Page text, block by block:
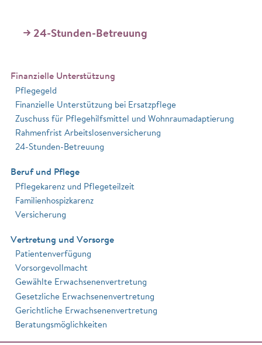
24-Stunden-Betreuung
Finanzielle Unterstützung
Pflegegeld
Finanzielle Unterstützung bei Ersatzpflege
Zuschuss für Pflegehilfsmittel und Wohnraumadaptierung
Rahmenfrist Arbeitslosenversicherung
24-Stunden-Betreuung
Beruf und Pflege
Pflegekarenz und Pflegeteilzeit
Familienhospizkarenz
Versicherung
Vertretung und Vorsorge
Patientenverfügung
Vorsorgevollmacht
Gewählte Erwachsenenvertretung
Gesetzliche Erwachsenenvertretung
Gerichtliche Erwachsenenvertretung
Beratungsmöglichkeiten